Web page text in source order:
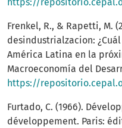
Frenkel, R., & Rapetti, M.
desindustrialzacion:
América Latina en la
Macroeconomía del
https://
Furtado, C. (1966).
développement. Paris: